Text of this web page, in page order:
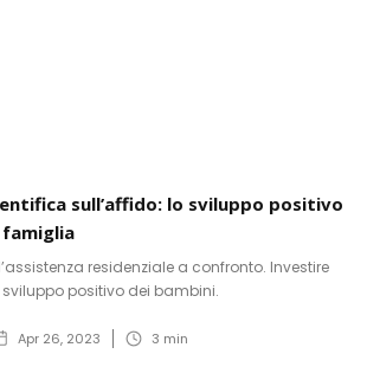
sull’affido: lo sviluppo positivo
residenziale a confronto. Investire
sviluppo positivo dei bambini.
Apr 26, 2023 3 min